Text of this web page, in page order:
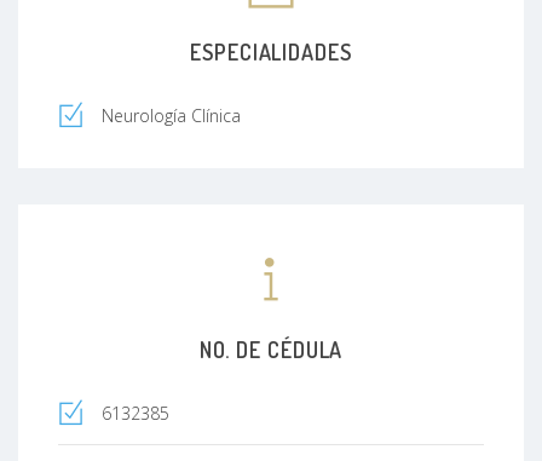
ESPECIALIDADES
Neurología Clínica
NO. DE CÉDULA
6132385